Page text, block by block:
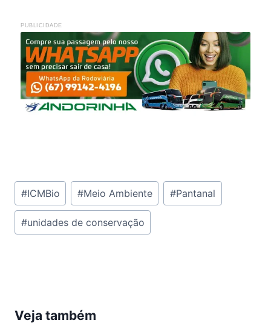
PUBLICIDADE
Tags
do
Post:
#ICMBio #Meio Ambiente #Pantanal
#unidades de conservação
Veja também